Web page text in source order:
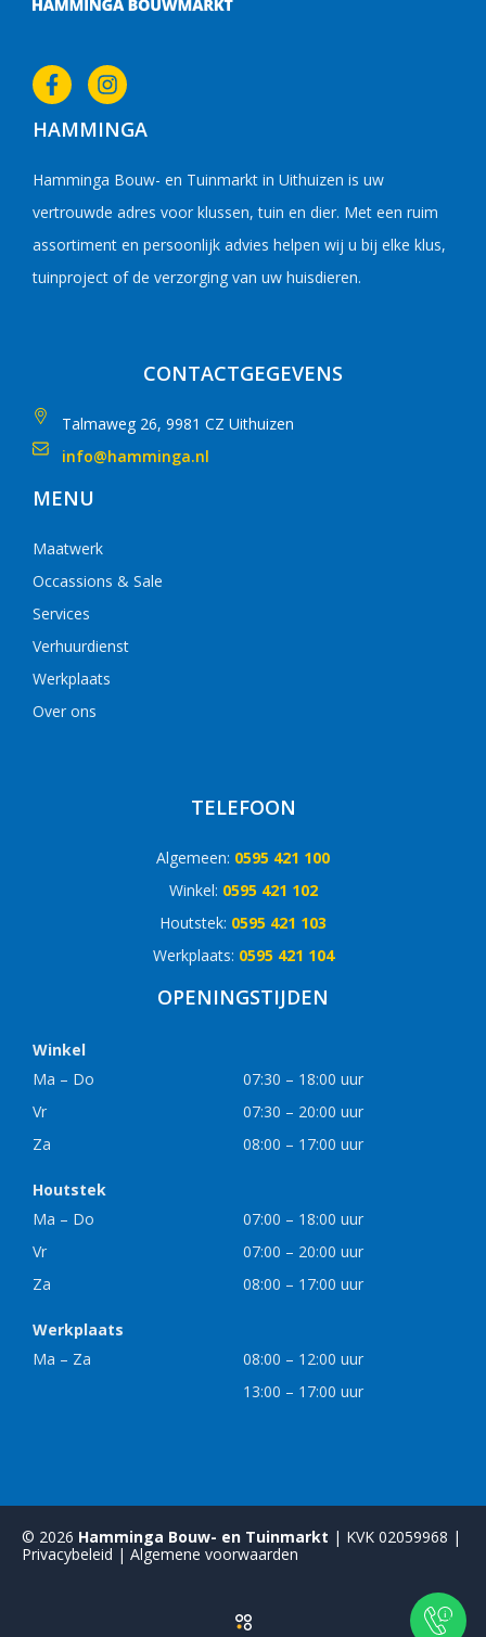
HAMMINGA
Hamminga Bouw- en Tuinmarkt in Uithuizen is uw
vertrouwde adres voor klussen, tuin en dier. Met een ruim
assortiment en persoonlijk advies helpen wij u bij elke klus,
tuinproject of de verzorging van uw huisdieren.
CONTACTGEGEVENS
Talmaweg 26, 9981 CZ Uithuizen
info@hamminga.nl
MENU
Maatwerk
Occassions & Sale
Services
Verhuurdienst
Werkplaats
Over ons
TELEFOON
Algemeen: 0595 421 100
Winkel: 0595 421 102
Houtstek: 0595 421 103
Werkplaats: 0595 421 104
OPENINGSTIJDEN
Winkel
Ma – Do
Vr
Za
07:30 – 18:00 uur
07:30 – 20:00 uur
08:00 – 17:00 uur
Houtstek
Ma – Do
Vr
Za
07:00 – 18:00 uur
07:00 – 20:00 uur
08:00 – 17:00 uur
Werkplaats
Ma – Za
08:00 – 12:00 uur
13:00 – 17:00 uur
© 2026 Hamminga Bouw- en Tuinmarkt | KVK 02059968 |
Privacybeleid | Algemene voorwaarden